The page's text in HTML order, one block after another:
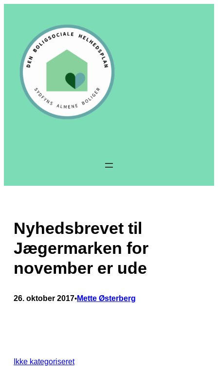
Nyhedsbrevet til
Jægermarken for
november er ude
26. oktober 2017•Mette Østerberg
Ikke kategoriseret